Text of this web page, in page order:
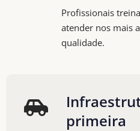
Profissionais
atender nos mais
qualidade.
primeira